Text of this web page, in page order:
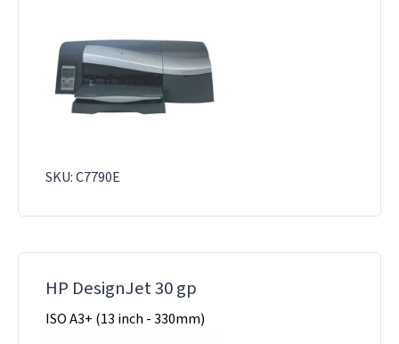
SKU: C7790E
HP DesignJet 30 gp
ISO A3+ (13 inch - 330mm)